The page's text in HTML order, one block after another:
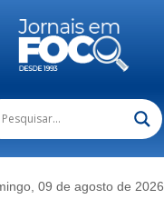
09 de agosto de 2026